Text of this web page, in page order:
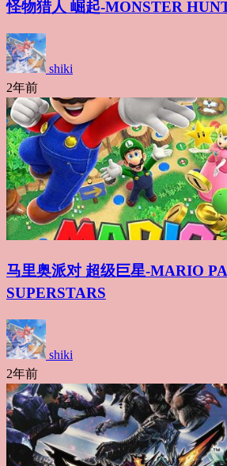
怪物猎人 崛起-MONSTER
shiki
2年前
马里奥派对 超级巨星-MARIO
SUPERSTARS
shiki
2年前